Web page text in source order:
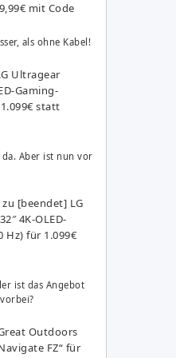
mit Code
als ohne Kabel!
Ultragear
Gaming-
statt
Aber ist nun vor
zu [beendet] LG
4K-OLED-
Hz) für 1.099€
ist das Angebot
Outdoors
FZ“ für